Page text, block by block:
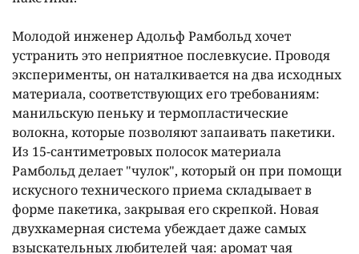
Молодой инженер Адольф Рамбольд хочет
устранить это неприятное послевкусие. Проводя
эксперименты, он наталкивается на два исходных
материала, соответствующих его требованиям:
манильскую пеньку и термопластические
волокна, которые позволяют запаивать пакетики.
Из 15-сантиметровых полосок материала
Рамбольд делает "чулок", который он при помощи
искусного технического приема складывает в
форме пакетика, закрывая его скрепкой. Новая
двухкамерная система убеждает даже самых
взыскательных любителей чая: аромат чая